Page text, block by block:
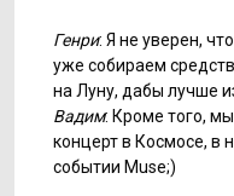
Генри: Я не уверен,
уже собираем
на Луну, дабы лучше
Вадим: Кроме того,
концерт в Космосе, в
событии Muse;)